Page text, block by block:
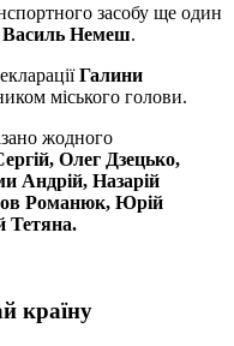
засобу ще один
Василь Немеш.
Галини
міського голови.
жодного
Олег Дзецько,
Андрій, Назарій
Романюк, Юрій
Тетяна.
країну